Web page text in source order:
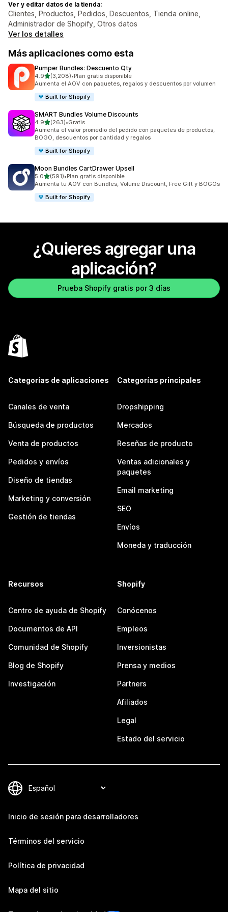
Ver y editar datos de la tienda:
Clientes, Productos, Pedidos, Descuentos, Tienda online,
Administrador de Shopify, Otros datos
Ver los detalles
Más aplicaciones como esta
Pumper Bundles: Descuento Qty
4.9de 5 estrellas
(3,208)
3208 reseñas en total
•Plan gratis disponible
Aumenta el AOV con paquetes, regalos y descuentos por volumen
Built for Shopify
SMART Bundles Volume Discounts
4.9de 5 estrellas
(263)
263 reseñas en total
•Gratis
Aumenta el valor promedio del pedido con paquetes de productos,
BOGO, descuentos por cantidad y regalos
Built for Shopify
Moon Bundles CartDrawer Upsell
5.0de 5 estrellas
(591)
591 reseñas en total
•Plan gratis disponible
Aumenta tu AOV con Bundles, Volume Discount, Free Gift y BOGOs
Built for Shopify
¿Quieres agregar una
aplicación?
Prueba Shopify gratis por 3 días
Categorías de aplicaciones
Canales de venta
Búsqueda de productos
Venta de productos
Pedidos y envíos
Diseño de tiendas
Marketing y conversión
Gestión de tiendas
Categorías principales
Dropshipping
Mercados
Reseñas de producto
Ventas adicionales y
paquetes
Email marketing
SEO
Envíos
Moneda y traducción
Recursos
Centro de ayuda de Shopify
Documentos de API
Comunidad de Shopify
Blog de Shopify
Investigación
Shopify
Conócenos
Empleos
Inversionistas
Prensa y medios
Partners
Afiliados
Legal
Estado del servicio
Inicio de sesión para desarrolladores
Términos del servicio
Política de privacidad
Mapa del sitio